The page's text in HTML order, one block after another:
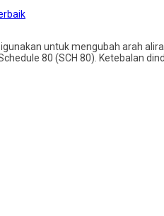
untuk mengubah arah
80 (SCH 80). Ketebalan